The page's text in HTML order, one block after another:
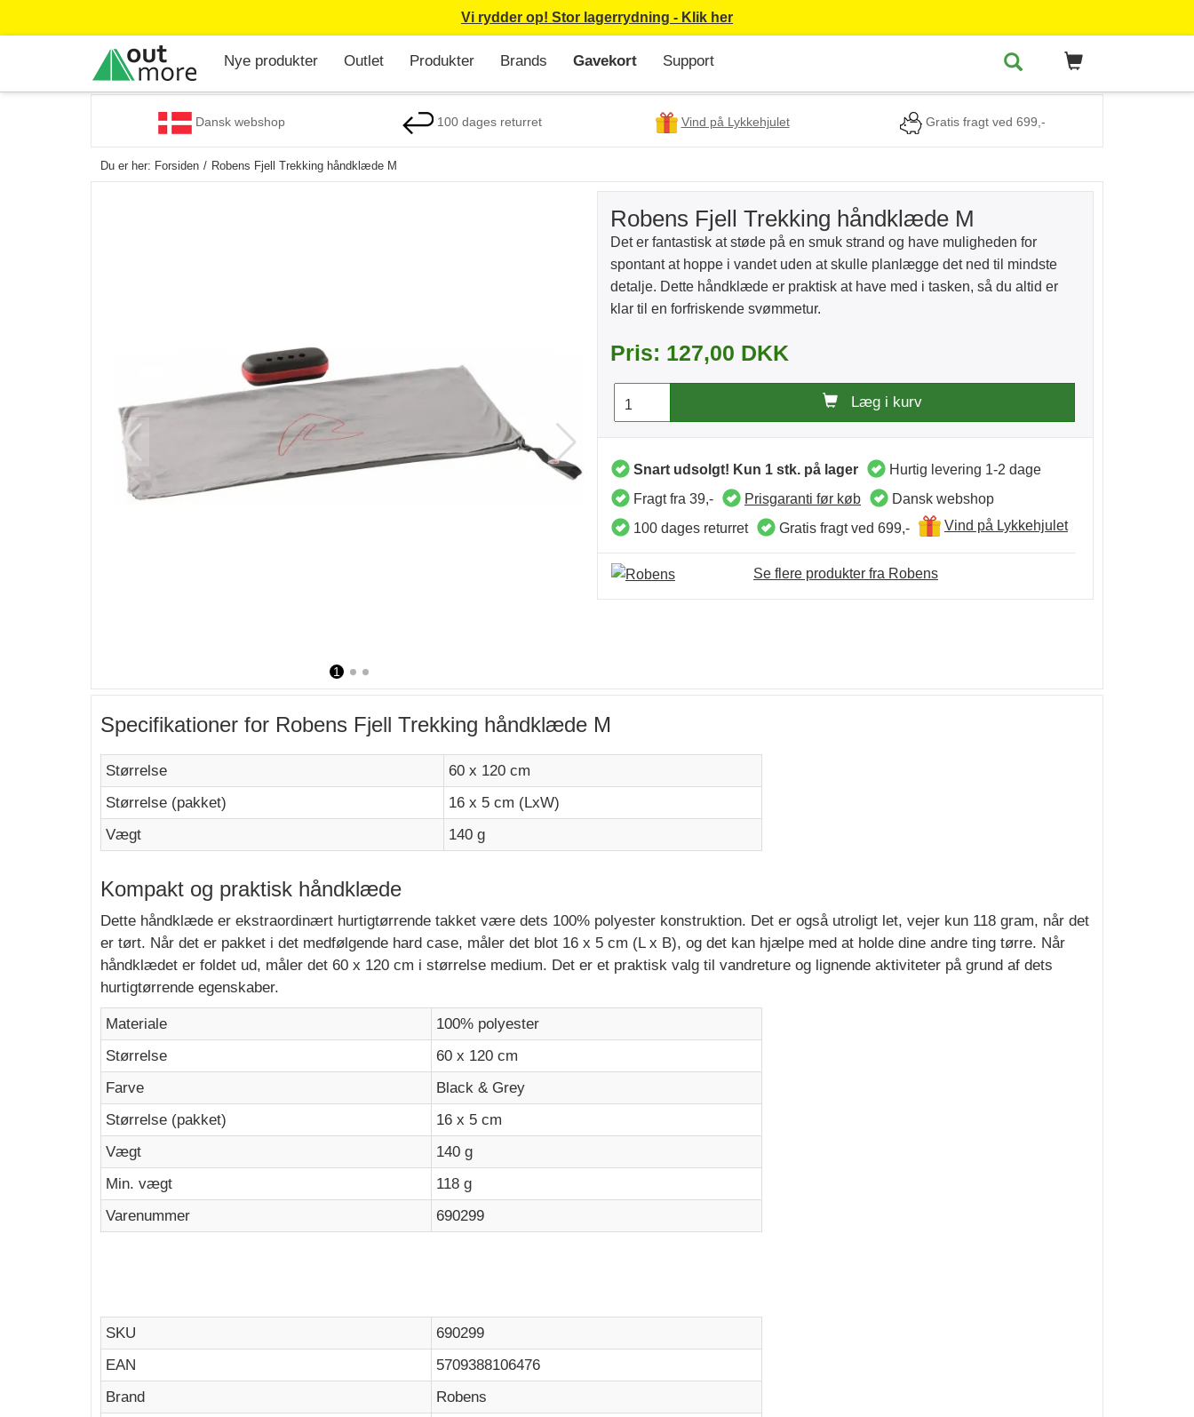
Vi rydder op! Stor lagerrydning - Klik her
Nye produkter Outlet Produkter Brands Gavekort Support
Dansk webshop 100 dages returret Vind på Lykkehjulet Gratis fragt ved 699,-
Du er her: Forsiden Robens Fjell Trekking håndklæde M
1
Robens Fjell Trekking håndklæde M
Det er fantastisk at støde på en smuk strand og have muligheden for
spontant at hoppe i vandet uden at skulle planlægge det ned til mindste
detalje. Dette håndklæde er praktisk at have med i tasken, så du altid er
klar til en forfriskende svømmetur.
Pris: 127,00 DKK
Læg i kurv
Snart udsolgt! Kun 1 stk. på lager
Hurtig levering 1-2 dage
Fragt fra 39,-
Prisgaranti før køb
Dansk webshop
100 dages returret
Gratis fragt ved 699,- Vind på Lykkehjulet
Se flere produkter fra Robens
Specifikationer for Robens Fjell Trekking håndklæde M
Størrelse
60 x 120 cm
Størrelse (pakket)
16 x 5 cm (LxW)
Vægt
140 g
Kompakt og praktisk håndklæde
Dette håndklæde er ekstraordinært hurtigtørrende takket være dets 100% polyester konstruktion. Det er også utroligt let, vejer kun 118 gram, når det
er tørt. Når det er pakket i det medfølgende hard case, måler det blot 16 x 5 cm (L x B), og det kan hjælpe med at holde dine andre ting tørre. Når
håndklædet er foldet ud, måler det 60 x 120 cm i størrelse medium. Det er et praktisk valg til vandreture og lignende aktiviteter på grund af dets
hurtigtørrende egenskaber.
Materiale
100% polyester
Størrelse
60 x 120 cm
Farve
Black & Grey
Størrelse (pakket)
16 x 5 cm
Vægt
140 g
Min. vægt
118 g
Varenummer
690299
SKU
690299
EAN
5709388106476
Brand
Robens